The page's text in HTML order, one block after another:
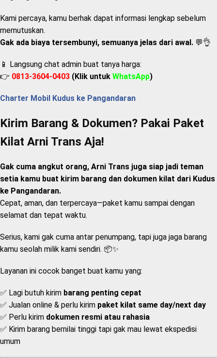
Kami percaya, kamu berhak dapat informasi lengkap sebelum
memutuskan.
Gak ada biaya tersembunyi, semuanya jelas dari awal. 💬👌
📱 Langsung chat admin buat tanya harga:
👉 0813-3604-0403 (Klik untuk WhatsApp)
Charter Mobil Kudus ke Pangandaran
Kirim Barang & Dokumen? Pakai Paket
Kilat Arni Trans Aja!
Gak cuma angkut orang, Arni Trans juga siap jadi teman
setia kamu buat kirim barang dan dokumen kilat dari Kudus
ke Pangandaran.
Cepat, aman, dan terpercaya—paket kamu sampai dengan
selamat dan tepat waktu.
Serius, kami gak cuma antar penumpang, tapi juga jaga barang
kamu seolah milik kami sendiri. 📦✨
Layanan ini cocok banget buat kamu yang:
✅ Lagi butuh kirim barang penting cepat
✅ Jualan online & perlu kirim paket kilat same day/next day
✅ Perlu kirim dokumen resmi atau rahasia
✅ Kirim barang bernilai tinggi tapi gak mau lewat ekspedisi
umum